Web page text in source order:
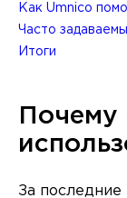
Как Umnico
Часто
Итоги
Почему
За последние